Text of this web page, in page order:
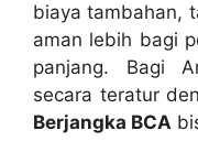
biaya tambahan,
aman lebih bagi
panjang. Bagi
secara teratur
Berjangka BCA